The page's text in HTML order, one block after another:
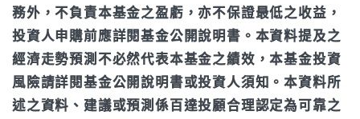
務外，不負責本基金之盈虧，亦不保證最低之收益，
投資人申購前應詳閱基金公開說明書。本資料提及之
經濟走勢預測不必然代表本基金之績效，本基金投資
風險請詳閱基金公開說明書或投資人須知。本資料所
述之資料、建議或預測係百達投顧合理認定為可靠之